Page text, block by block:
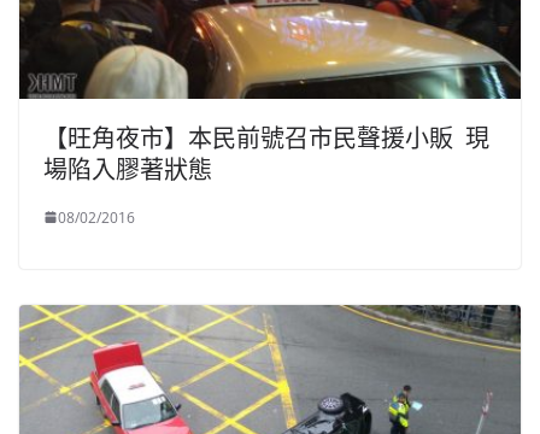
【旺角夜市】本民前號召市民聲援小販 現
場陷入膠著狀態
08/02/2016